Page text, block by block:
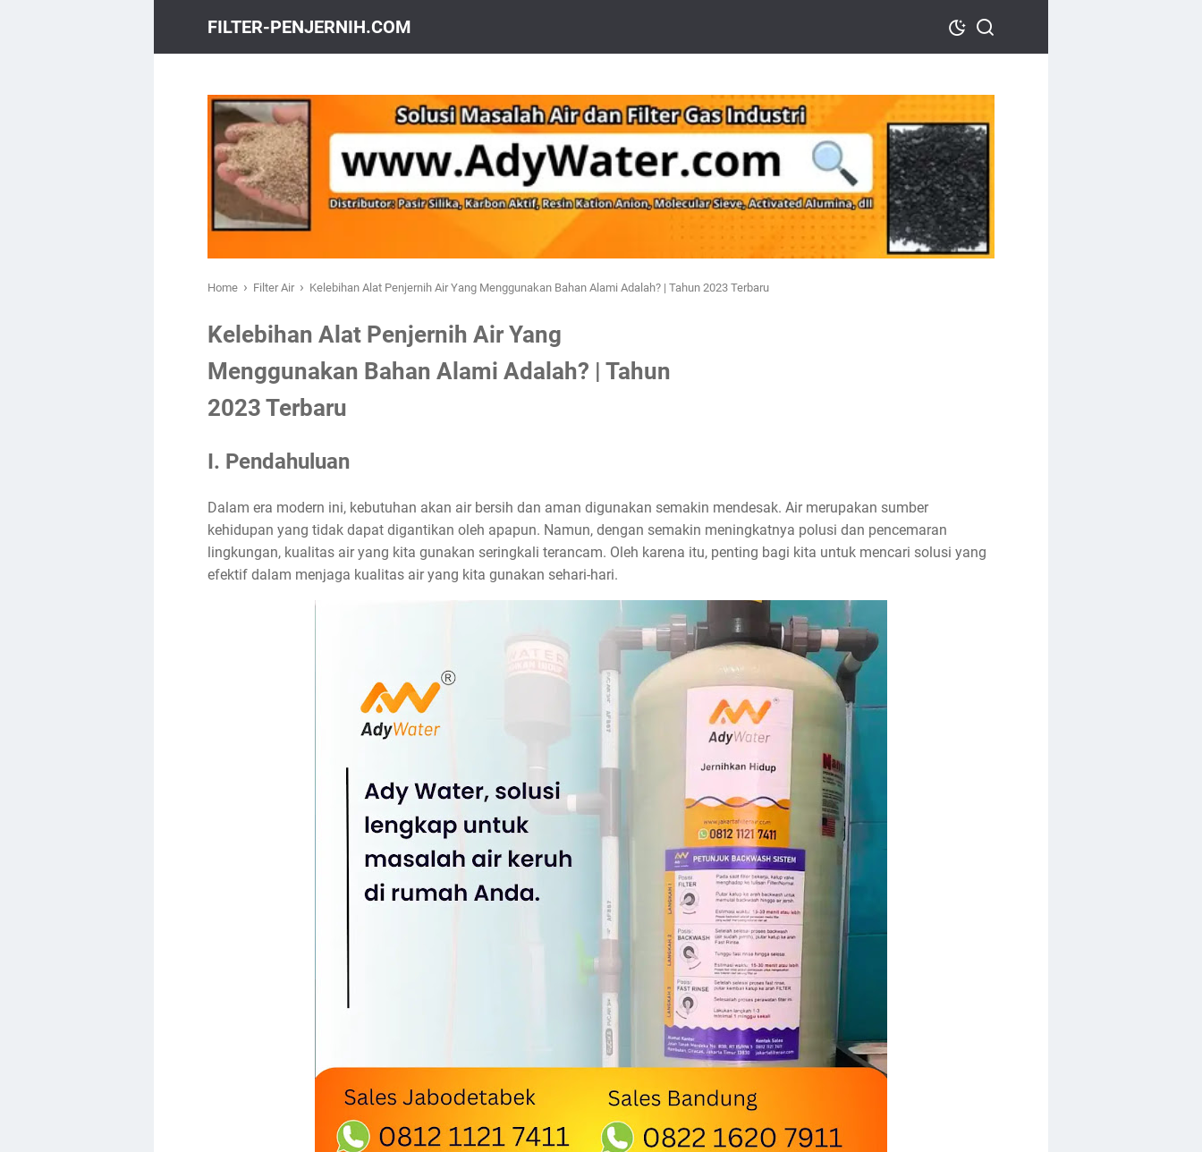
FILTER-PENJERNIH.COM
Home › Filter Air › Kelebihan Alat Penjernih Air Yang Menggunakan Bahan Alami Adalah? | Tahun 2023 Terbaru
Kelebihan Alat Penjernih Air Yang
Menggunakan Bahan Alami Adalah? | Tahun
2023 Terbaru
I. Pendahuluan
Dalam era modern ini, kebutuhan akan air bersih dan aman digunakan semakin mendesak. Air merupakan sumber
kehidupan yang tidak dapat digantikan oleh apapun. Namun, dengan semakin meningkatnya polusi dan pencemaran
lingkungan, kualitas air yang kita gunakan seringkali terancam. Oleh karena itu, penting bagi kita untuk mencari solusi yang
efektif dalam menjaga kualitas air yang kita gunakan sehari-hari.